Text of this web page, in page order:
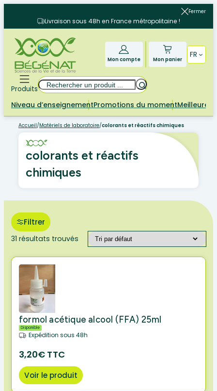
contenu
Fermer
Livraison sous 48h en France métropolitaine !
Mon compte Mon panier
FR
Produits
Rechercher
Niveau d’enseignementPromotions du momentMeilleures
Accueil/Matériels de laboratoire/colorants et réactifs chimiques
colorants et réactifs
chimiques
Filtrer
31 résultats trouvés
formol acétique alcool (FFA) 25ml
Disponible
Expédition sous 48h
3,20€ TTC
Voir le produit